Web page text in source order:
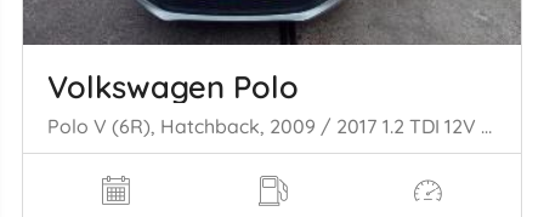
Volkswagen Polo
Polo V (6R), Hatchback, 2009 / 2017 1.2 TDI 12V BlueMotion